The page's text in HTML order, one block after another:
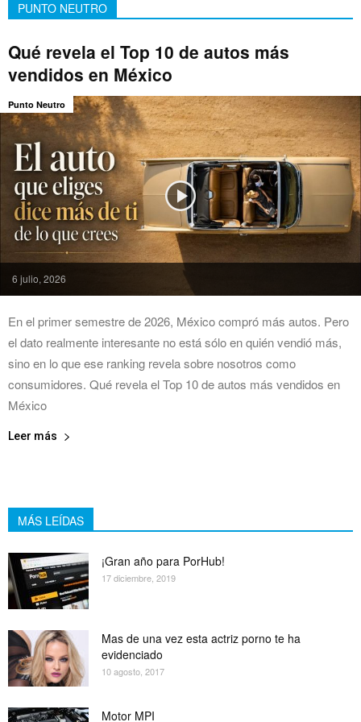
PUNTO NEUTRO
Qué revela el Top 10 de autos más
vendidos en México
6 julio, 2026
Punto Neutro
En el primer semestre de 2026, México compró más autos. Pero
el dato realmente interesante no está sólo en quién vendió más,
sino en lo que ese ranking revela sobre nosotros como
consumidores. Qué revela el Top 10 de autos más vendidos en
México
Leer más
MÁS LEÍDAS
¡Gran año para PorHub!
17 diciembre, 2019
Mas de una vez esta actriz porno te ha
evidenciado
10 agosto, 2017
Motor MPI